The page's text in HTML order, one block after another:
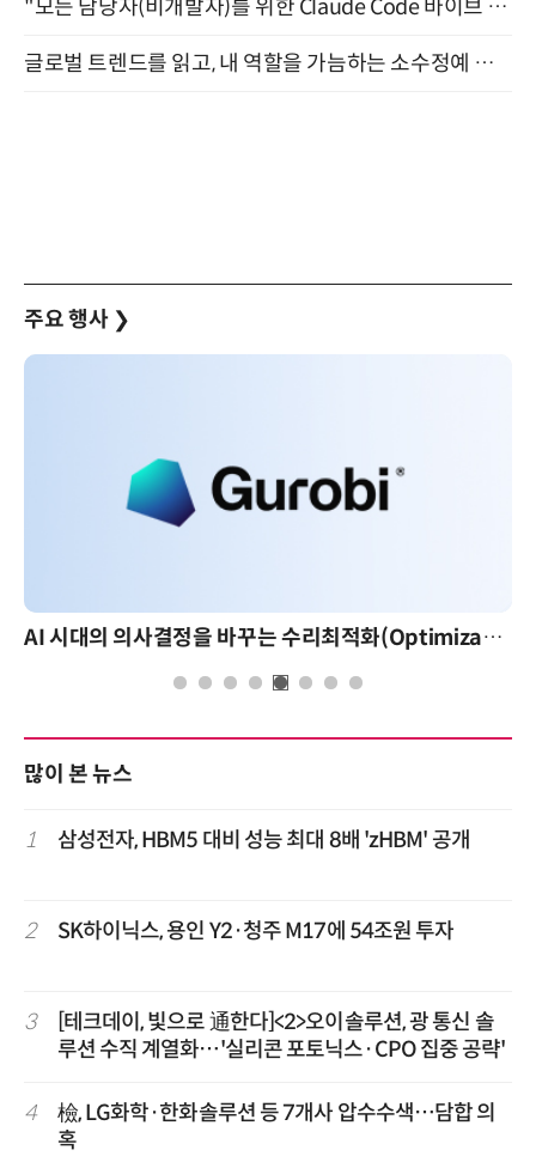
"모든 담당자(비개발자)를 위한 Claude Code 바이브 코딩 2-day 부트캠프" 9월 16~17일 개최
글로벌 트렌드를 읽고, 내 역할을 가늠하는 소수정예 실습 워크숍 (8/28)
주요 행사 ❯
AI 시대의 의사결정을 바꾸는 수리최적화(Optimization): 실제 산업 적용 사례와 활용 전략
많이 본 뉴스
1 삼성전자, HBM5 대비 성능 최대 8배 'zHBM' 공개
2 SK하이닉스, 용인 Y2·청주 M17에 54조원 투자
3
[테크데이, 빛으로 通한다]<2>오이솔루션, 광 통신 솔
루션 수직 계열화…'실리콘 포토닉스·CPO 집중 공략'
4
檢, LG화학·한화솔루션 등 7개사 압수수색…담합 의
혹